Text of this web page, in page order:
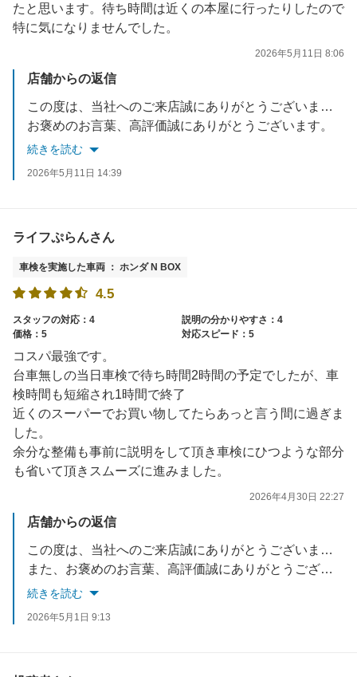
たと思います。待ち時間は近くの本屋に行ったりしたので
特に気になりませんでした。
2026年5月11日 8:06
店舗からの返信
この度は、当社へのご来店誠にありがとうございました。
お褒めのお言葉、高評価誠にありがとうございます。
いただきましたご意見をもとにより良いサービスが提供できるよう、努めてまいります。
続きを読む
2026年5月11日 14:39
ライフぷらんさん
車検を実施した車両 ： ホンダ N BOX
4.5
スタッフの対応：4
説明の分かりやすさ：4
価格：5
対応スピード：5
コスパ最強です。
台車無しの当日車検で待ち時間2時間の予定でしたが、車
検時間も短縮され1時間で終了
近くのスーパーでお買い物してたらあっと言う間に過ぎま
した。
余分な整備も事前に説明をして頂き車検にひつような部分
も省いて頂きスムーズに進みました。
2026年4月30日 22:27
店舗からの返信
この度は、当社へのご来店誠にありがとうございました。
また、お褒めのお言葉、高評価誠にありがとうございます。
続きを読む
2026年5月1日 9:13